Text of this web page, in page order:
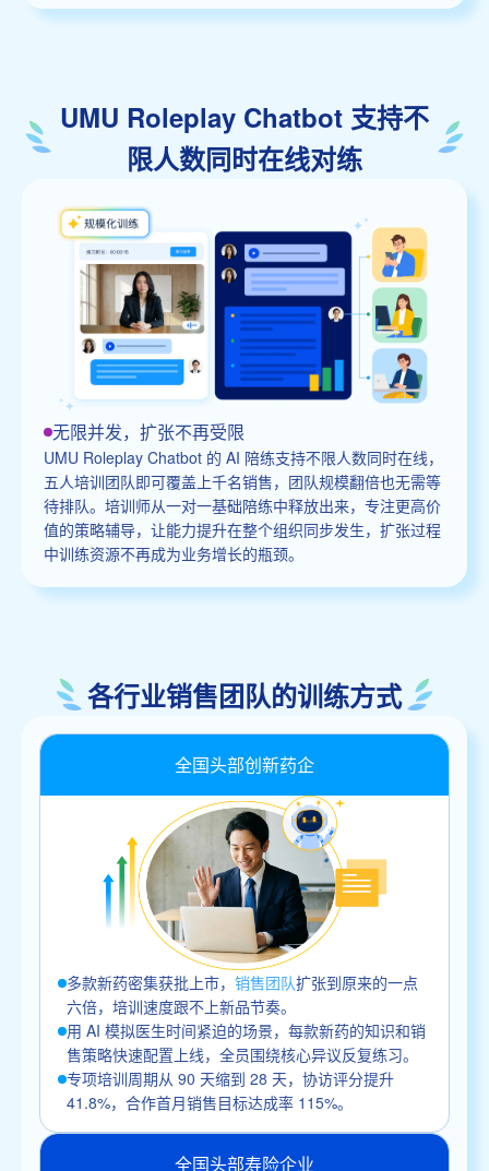
UMU Roleplay Chatbot 支持不
限人数同时在线对练
无限并发，扩张不再受限
UMU Roleplay Chatbot 的 AI 陪练支持不限人数同时在线，
五人培训团队即可覆盖上千名销售，团队规模翻倍也无需等
待排队。培训师从一对一基础陪练中释放出来，专注更高价
值的策略辅导，让能力提升在整个组织同步发生，扩张过程
中训练资源不再成为业务增长的瓶颈。
各行业销售团队的训练方式
全国头部创新药企
多款新药密集获批上市， 销售团队扩张到原来的一点
六倍，培训速度跟不上新品节奏。
用 AI 模拟医生时间紧迫的场景，每款新药的知识和销
售策略快速配置上线，全员围绕核心异议反复练习。
专项培训周期从 90 天缩到 28 天，协访评分提升
41.8%，合作首月销售目标达成率 115%。
全国头部寿险企业